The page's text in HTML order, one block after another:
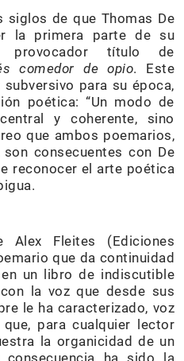
siglos de que Thomas De
la primera parte de su
provocador título de
comedor de opio. Este
para su época,
poética: “Un modo de
y coherente, sino
que ambos poemarios,
consecuentes con De
reconocer el arte poética
Alex Fleites (Ediciones
que da continuidad
un libro de indiscutible
la voz que desde sus
le ha caracterizado, voz
para cualquier lector
la organicidad de un